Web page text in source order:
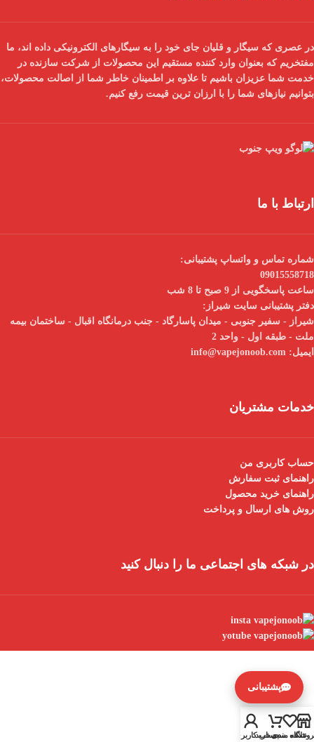
در عصری که سیگار و قلیان جای خود را به سیگارهای الکترونیکی داده اند، ما
مفتخریم که بعنوان وارد کننده مستقیم این محصولات از شرکت سازنده در
خدمت شما عزیزان باشیم تا علاوه بر اطمینان خاطر شما از
اصالت محصولات،
بتوانیم نیازهای شما را با ارزان ترین قیمت رفع کنیم.
ارتباط با ما
شماره تماس و واتساپ پشتیبانی:
09015558718
ساعت پاسخگویی از 9 صبح تا 8 شب
دفتر پشتیبانی سایت شیراز:
شیراز - سفیر جنوبی - میدان پاسارگاد - جنب درمانگاه اقبال - ساختمان بیمه
ملت - طبقه اول - واحد 2
ایمیل:
خدمات مشتریان
حساب کاربری من
راهنمای ثبت سفارش
راهنمای خرید محصول
روش های ارسال و پرداخت
در شبکه های اجتماعی ما را دنبال کنید
علاقه مندیسبد خرید
حساب کاربری من
پشتیبانی